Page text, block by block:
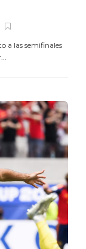
a las semifinales